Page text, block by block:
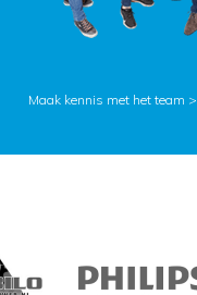
Maak kennis met het team >